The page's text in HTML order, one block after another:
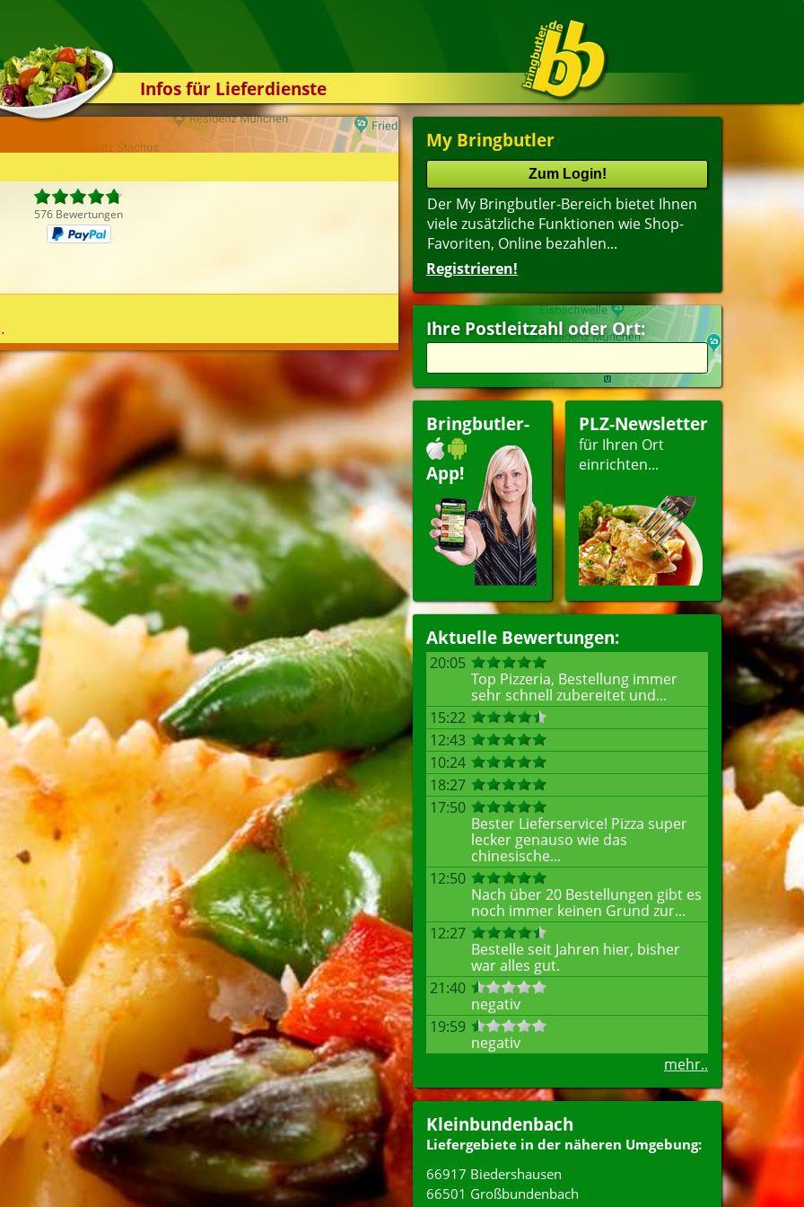
Infos für Lieferdienste
Kassensystem
Zuverlässigkeit
Styles
Kontakt
My Bringbutler
Der My Bringbutler-Bereich bietet Ihnen
viele zusätzliche Funktionen wie Shop-
Favoriten, Online bezahlen...
Registrieren!
Ihre Postleitzahl oder Ort:
Bringbutler-
App!
PLZ-Newsletter
für Ihren Ort
einrichten...
Aktuelle Bewertungen:
20:05
Top Pizzeria, Bestellung immer
sehr schnell zubereitet und...
15:22
12:43
10:24
18:27
17:50
Bester Lieferservice! Pizza super
lecker genauso wie das
chinesische...
12:50
Nach über 20 Bestellungen gibt es
noch immer keinen Grund zur...
12:27
Bestelle seit Jahren hier, bisher
war alles gut.
21:40
negativ
19:59
negativ
mehr..
Kleinbundenbach
Liefergebiete in der näheren Umgebung:
66917 Biedershausen
66501 Großbundenbach
576 Bewertungen